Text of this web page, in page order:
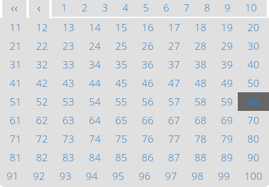
<< < 1 2 3 4 5 6 7 8 9
10
11
12 13 14 15 16 17 18 19
20
21
22 23 24 25 26 27 28 29
30
31
32 33 34 35 36 37 38 39
40
41
42 43 44 45 46 47 48 49
50
51
52 53 54 55 56 57 58 59
60
61
62 63 64 65 66 67 68 69
70
71
72 73 74 75 76 77 78 79
80
81
82 83 84 85 86 87 88 89
90
91
92 93 94 95 96 97 98 99
100